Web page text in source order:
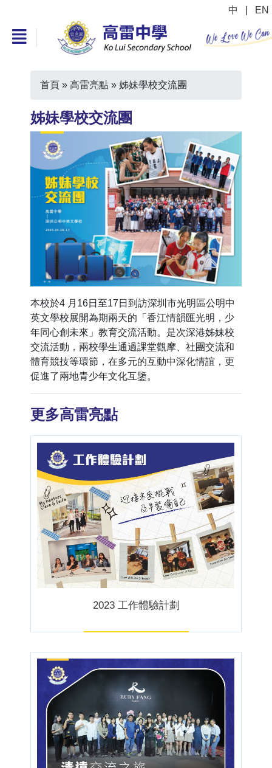
中 EN
首頁 » 高雷亮點 » 姊妹學校交流團
姊妹學校交流團
本校於4 月16日至17日到訪深圳市光明區公明中
英文學校展開為期兩天的「香江情韻匯光明，少
年同心創未來」教育交流活動。是次深港姊妹校
交流活動，兩校學生通過課堂觀摩、社團交流和
體育競技等環節，在多元的互動中深化情誼，更
促進了兩地青少年文化互鑒。
更多高雷亮點
2023 工作體驗計劃